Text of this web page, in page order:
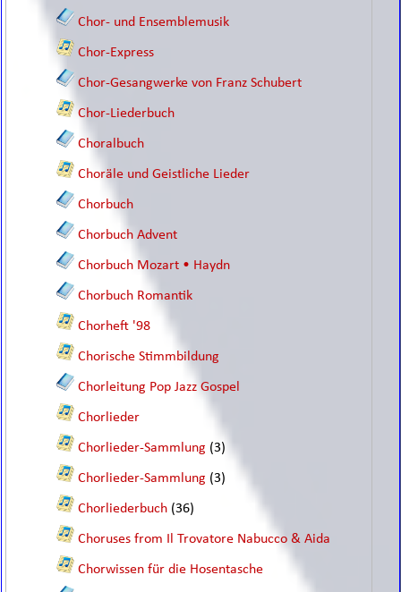
Chor- und Ensemblemusik
Chor-Express
Chor-Gesangwerke von Franz Schubert
Chor-Liederbuch
Choralbuch
Choräle und Geistliche Lieder
Chorbuch
Chorbuch Advent
Chorbuch Mozart • Haydn
Chorbuch Romantik
Chorheft '98
Chorische Stimmbildung
Chorleitung Pop Jazz Gospel
Chorlieder
Chorlieder-Sammlung (3)
Chorlieder-Sammlung (3)
Chorliederbuch (36)
Choruses from Il Trovatore Nabucco & Aida
Chorwissen für die Hosentasche